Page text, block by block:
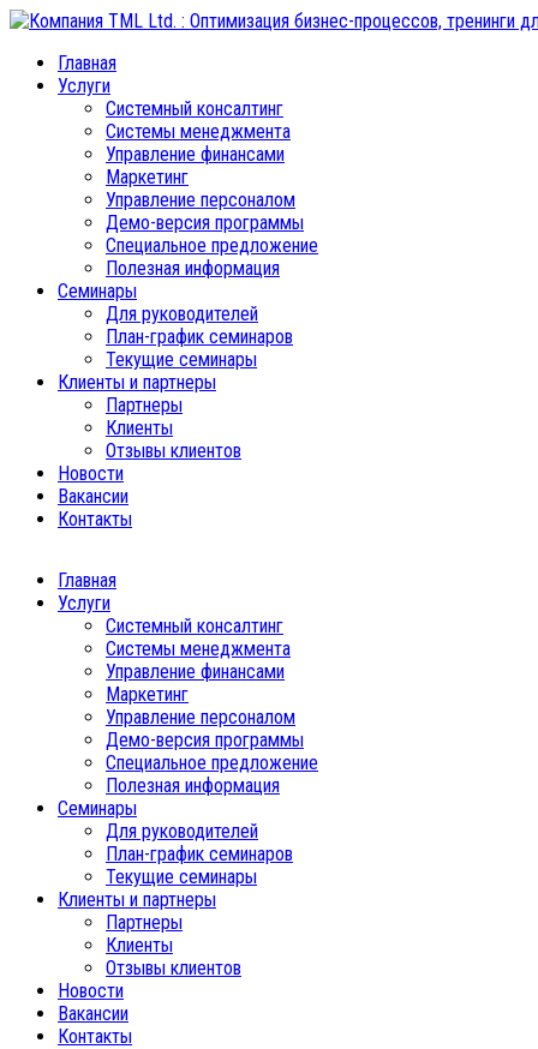
Главная
Услуги
Системный консалтинг
Системы менеджмента
Управление финансами
Маркетинг
Управление персоналом
Демо-версия программы
Специальное предложение
Полезная информация
Семинары
Для руководителей
План-график семинаров
Текущие семинары
Клиенты и партнеры
Партнеры
Клиенты
Отзывы клиентов
Новости
Вакансии
Контакты
Главная
Услуги
Системный консалтинг
Системы менеджмента
Управление финансами
Маркетинг
Управление персоналом
Демо-версия программы
Специальное предложение
Полезная информация
Семинары
Для руководителей
План-график семинаров
Текущие семинары
Клиенты и партнеры
Партнеры
Клиенты
Отзывы клиентов
Новости
Вакансии
Контакты